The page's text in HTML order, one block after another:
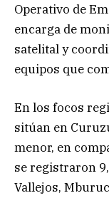
Operativo de
encarga de
satelital y
equipos que
En los focos
sitúan en
menor, en
se registraron
Vallejos,